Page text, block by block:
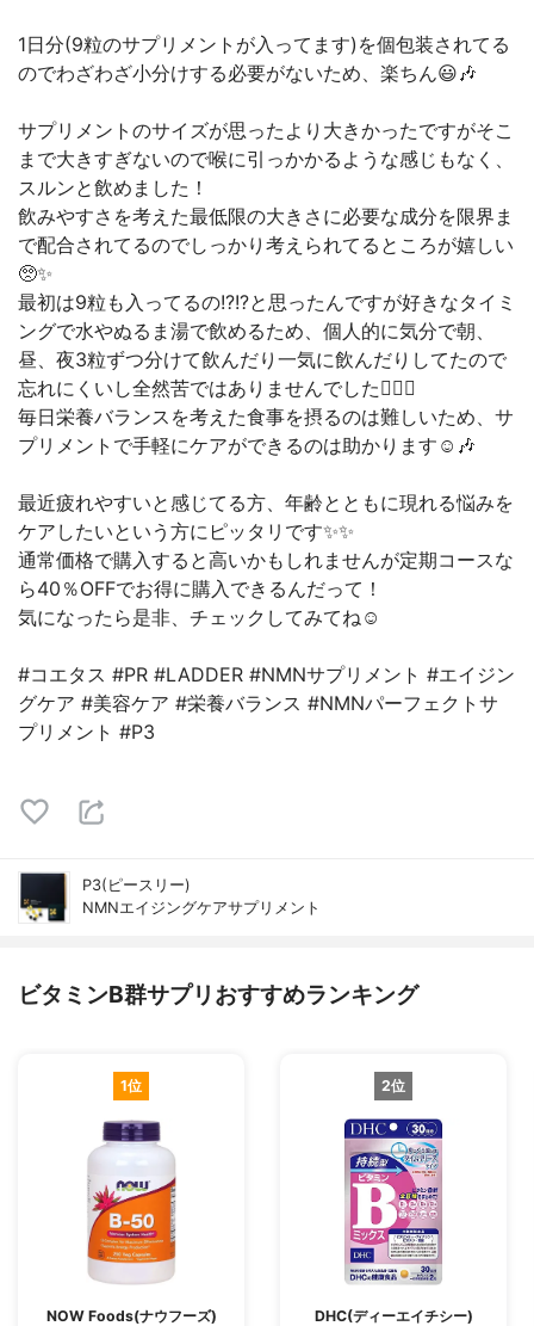
1日分(9粒のサプリメントが入ってます)を個包装されてる
のでわざわざ小分けする必要がないため、楽ちん😃🎶
サプリメントのサイズが思ったより大きかったですがそこ
まで大きすぎないので喉に引っかかるような感じもなく、
スルンと飲めました！
飲みやすさを考えた最低限の大きさに必要な成分を限界ま
で配合されてるのでしっかり考えられてるところが嬉しい
🥺✨
最初は9粒も入ってるの!?!?と思ったんですが好きなタイミ
ングで水やぬるま湯で飲めるため、個人的に気分で朝、
昼、夜3粒ずつ分けて飲んだり一気に飲んだりしてたので
忘れにくいし全然苦ではありませんでした🙆‍♀️✨
毎日栄養バランスを考えた食事を摂るのは難しいため、サ
プリメントで手軽にケアができるのは助かります☺️🎶
最近疲れやすいと感じてる方、年齢とともに現れる悩みを
ケアしたいという方にピッタリです✨✨
通常価格で購入すると高いかもしれませんが定期コースな
ら40％OFFでお得に購入できるんだって！
気になったら是非、チェックしてみてね☺︎
#コエタス #PR #LADDER #NMNサプリメント #エイジン
グケア #美容ケア #栄養バランス #NMNパーフェクトサ
プリメント #P3
P3(ピースリー)
NMNエイジングケアサプリメント
ビタミンB群サプリおすすめランキング
1位
NOW Foods(ナウフーズ)
2位
DHC(ディーエイチシー)